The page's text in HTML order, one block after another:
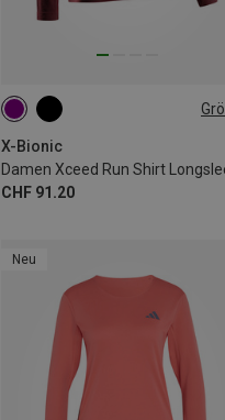
X-Bionic
Damen Xceed Run Shirt
CHF 91.20
XS S
Neu